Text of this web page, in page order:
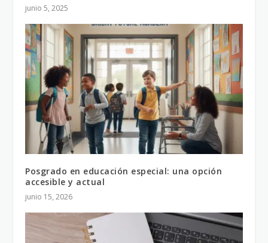
junio 5, 2025
Posgrado en educación especial: una opción
accesible y actual
junio 15, 2026